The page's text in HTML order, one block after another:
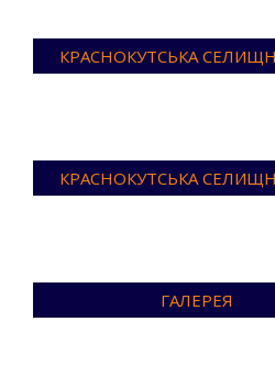
КРАСНОКУТСЬКА
КРАСНОКУТСЬКА
ГАЛЕРЕЯ